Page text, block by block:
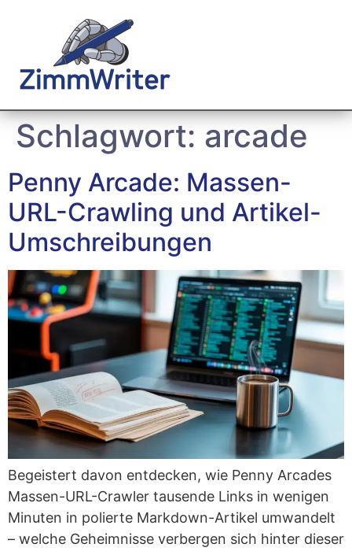
Schlagwort: arcade
Penny Arcade: Massen-
URL-Crawling und Artikel-
Umschreibungen
Begeis­tert davon ent­de­cken, wie Pen­ny Arca­des
Mas­sen-URL-Craw­ler tau­sen­de Links in weni­gen
Minu­ten in polier­te Mark­down-Arti­kel umwan­delt
– wel­che Geheim­nis­se ver­ber­gen sich hin­ter die­ser